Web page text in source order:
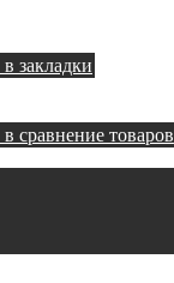
закладки
сравнение товаров